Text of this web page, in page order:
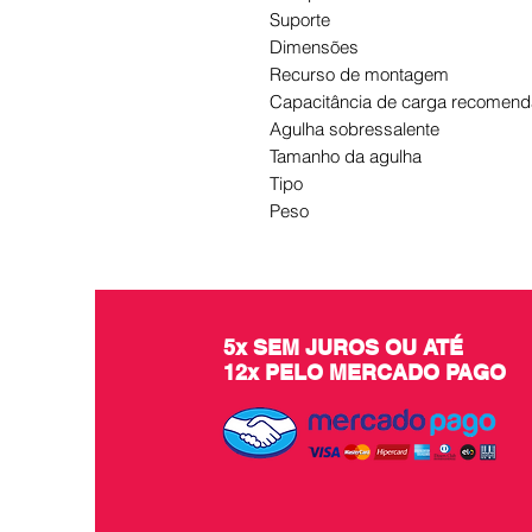
Suporte
Dimensões
Recurso de montagem
Capacitância de carga
Agulha sobressalente
Tamanho da agulha
Tipo
Peso
5x SEM JUROS OU ATÉ
12x PELO MERCADO PAGO